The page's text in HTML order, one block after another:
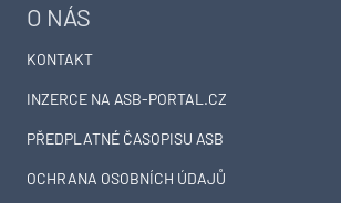
O NÁS
KONTAKT
INZERCE NA ASB-PORTAL.CZ
PŘEDPLATNÉ ČASOPISU ASB
OCHRANA OSOBNÍCH ÚDAJŮ